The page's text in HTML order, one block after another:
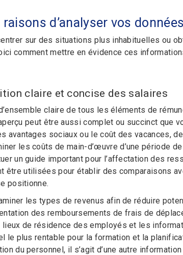
d’analyser vos
sur des situations plus inhabituelles ou
comment mettre en évidence ces
claire et concise des salaires
claire de tous les éléments de
peut être aussi complet ou succinct que
avantages sociaux ou le coût des vacances,
les coûts de main-d’œuvre d’une période
un guide important pour l’affectation des
être utilisées pour établir des comparaisons
positionne.
les types de revenus afin de réduire
des remboursements de frais de
de résidence des employés et les
plus rentable pour la formation et la
du personnel, il s’agit d’une autre